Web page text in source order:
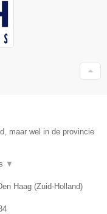
maar wel in de provincie
▼
Haag (Zuid-Holland)